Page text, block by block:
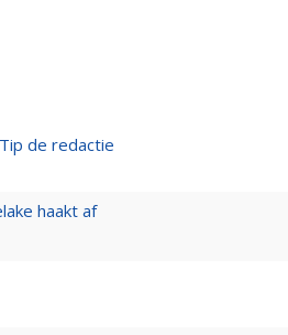
Tip de redactie
haakt af